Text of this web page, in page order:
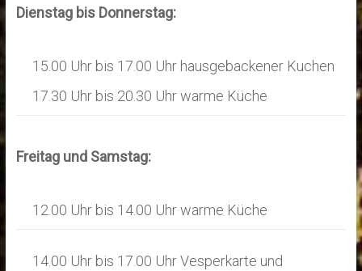
Dienstag bis Donnerstag:
15.00 Uhr bis 17.00 Uhr hausgebackener Kuchen
17.30 Uhr bis 20.30 Uhr warme Küche
Freitag und Samstag:
12.00 Uhr bis 14.00 Uhr warme Küche
14.00 Uhr bis 17.00 Uhr Vesperkarte und